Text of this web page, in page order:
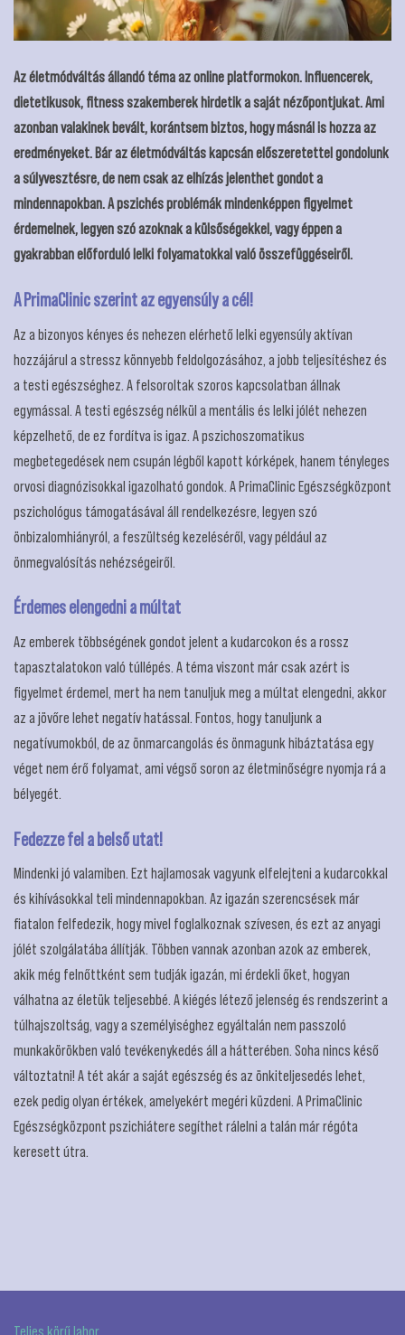
Az életmódváltás állandó téma az online platformokon. Influencerek,
dietetikusok, fitness szakemberek hirdetik a saját nézőpontjukat. Ami
azonban valakinek bevált, korántsem biztos, hogy másnál is hozza az
eredményeket. Bár az életmódváltás kapcsán előszeretettel gondolunk
a súlyvesztésre, de nem csak az elhízás jelenthet gondot a
mindennapokban. A pszichés problémák mindenképpen figyelmet
érdemelnek, legyen szó azoknak a külsőségekkel, vagy éppen a
gyakrabban előforduló lelki folyamatokkal való összefüggéseiről.
A PrimaClinic szerint az egyensúly a cél!
Az a bizonyos kényes és nehezen elérhető lelki egyensúly aktívan
hozzájárul a stressz könnyebb feldolgozásához, a jobb teljesítéshez és
a testi egészséghez. A felsoroltak szoros kapcsolatban állnak
egymással. A testi egészség nélkül a mentális és lelki jólét nehezen
képzelhető, de ez fordítva is igaz. A pszichoszomatikus
megbetegedések nem csupán légből kapott kórképek, hanem tényleges
orvosi diagnózisokkal igazolható gondok. A PrimaClinic Egészségközpont
pszichológus támogatásával áll rendelkezésre, legyen szó
önbizalomhiányról, a feszültség kezeléséről, vagy például az
önmegvalósítás nehézségeiről.
Érdemes elengedni a múltat
Az emberek többségének gondot jelent a kudarcokon és a rossz
tapasztalatokon való túllépés. A téma viszont már csak azért is
figyelmet érdemel, mert ha nem tanuljuk meg a múltat elengedni, akkor
az a jövőre lehet negatív hatással. Fontos, hogy tanuljunk a
negatívumokból, de az önmarcangolás és önmagunk hibáztatása egy
véget nem érő folyamat, ami végső soron az életminőségre nyomja rá a
bélyegét.
Fedezze fel a belső utat!
Mindenki jó valamiben. Ezt hajlamosak vagyunk elfelejteni a kudarcokkal
és kihívásokkal teli mindennapokban. Az igazán szerencsések már
fiatalon felfedezik, hogy mivel foglalkoznak szívesen, és ezt az anyagi
jólét szolgálatába állítják. Többen vannak azonban azok az emberek,
akik még felnőttként sem tudják igazán, mi érdekli őket, hogyan
válhatna az életük teljesebbé. A kiégés létező jelenség és rendszerint a
túlhajszoltság, vagy a személyiséghez egyáltalán nem passzoló
munkakörökben való tevékenykedés áll a hátterében. Soha nincs késő
változtatni! A tét akár a saját egészség és az önkiteljesedés lehet,
ezek pedig olyan értékek, amelyekért megéri küzdeni. A PrimaClinic
Egészségközpont pszichiátere segíthet rálelni a talán már régóta
keresett útra.
Teljes körű labor